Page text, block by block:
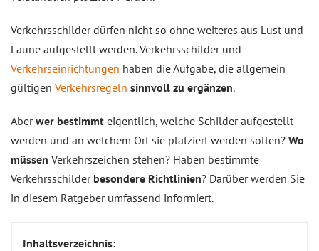
Verkehrsschilder dürfen nicht so ohne weiteres aus Lust und
Laune aufgestellt werden. Verkehrsschilder und
Verkehrseinrichtungen haben die Aufgabe, die allgemein
gültigen Verkehrsregeln sinnvoll zu ergänzen.
Aberwer bestimmt eigentlich, welche Schilder aufgestellt
werden und an welchem Ort sie platziert werden sollen? Wo
müssen Verkehrszeichen stehen? Haben bestimmte
Verkehrsschilder besondere Richtlinien? Darüber werden Sie
in diesem Ratgeber umfassend informiert.
Inhaltsverzeichnis: